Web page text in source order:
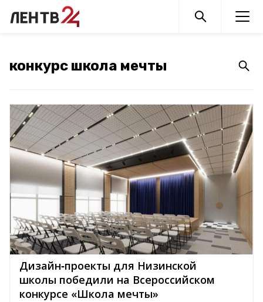
Дизайн‑проекты для Низинской
школы победили на Всероссийском
конкурсе «Школа мечты»